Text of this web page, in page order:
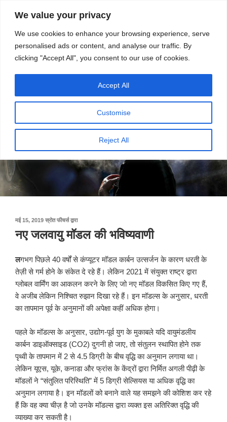
We value your privacy
We use cookies to enhance your browsing experience, serve
personalised ads or content, and analyse our traffic. By
clicking "Accept All", you consent to our use of cookies.
Customise
Reject All
Accept All
स्रोत
मेनू
मई 15, 2019 पर
किया
स्रोत फीचर्सद्वारा
नए जलवायु मॉडल की भविष्यवाणी
लगभग पिछले 40 वर्षों से कंप्यूटर मॉडल कार्बन उत्सर्जन के कारण धरती के
तेज़ी से गर्म होने के संकेत दे रहे हैं। लेकिन 2021 में संयुक्त राष्ट्र द्वारा
ग्लोबल वार्मिंग का आकलन करने के लिए जो नए मॉडल विकसित किए गए हैं,
वे अजीब लेकिन निश्चित रुझान दिखा रहे हैं। इन मॉडल्स के अनुसार, धरती
का तापमान पूर्व के अनुमानों की अपेक्षा कहीं अधिक होगा।
पहले के मॉडल्स के अनुसार, उद्योग-पूर्व युग के मुकाबले यदि वायुमंडलीय
कार्बन डाइऑक्साइड (CO2) दुगनी हो जाए, तो संतुलन स्थापित होने तक
पृथ्वी के तापमान में 2 से 4.5 डिग्री के बीच वृद्धि का अनुमान लगाया था।
लेकिन यूएस, यूके, कनाडा और फ्रांस के केंद्रों द्वारा निर्मित अगली पीढ़ी के
मॉडलों ने “संतुलित परिस्थिति” में 5 डिग्री सेल्सियस या अधिक वृद्धि का
अनुमान लगाया है। इन मॉडलों को बनाने वाले यह समझने की कोशिश कर रहे
हैं कि वह क्या चीज़ है जो उनके मॉडल्स द्वारा व्यक्त इस अतिरिक्त वृद्धि की
व्याख्या कर सकती है।